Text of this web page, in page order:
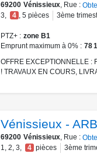
69200 Vénissieux, Rue :
3, 4 , 5 pièces 3ème
PTZ+
zone B1
Emprunt maximum à 0%
78
OFFRE EXCEPTIONNELLE :
! TRAVAUX EN COURS,
Vénissieux -
69200 Vénissieux, Rue :
1, 2, 3, 4 pièces 3ème